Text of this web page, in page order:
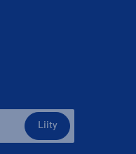
Liity